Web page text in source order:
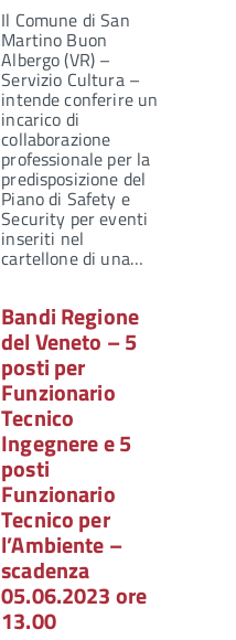
Il Comune di San
Martino Buon
Albergo (VR) –
Servizio Cultura –
intende conferire un
incarico di
collaborazione
professionale per la
predisposizione del
Piano di Safety e
Security per eventi
inseriti nel
cartellone di una…
Bandi Regione
del Veneto – 5
posti per
Funzionario
Tecnico
Ingegnere e 5
posti
Funzionario
Tecnico per
l’Ambiente –
scadenza
05.06.2023 ore
13.00